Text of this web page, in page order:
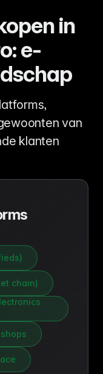
in
e-
van
klanten
chain)